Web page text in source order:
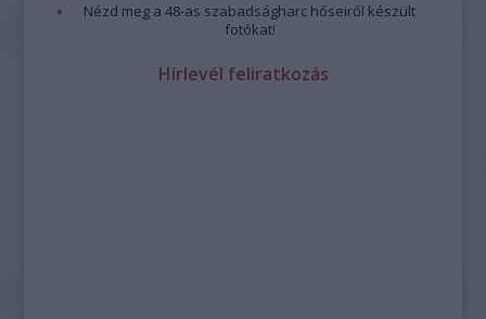
Nézd meg a 48-as szabadságharc hőseiről készült
fotókat!
Hírlevél feliratkozás